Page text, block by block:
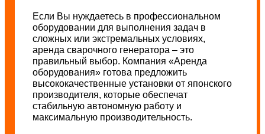
Если Вы нуждаетесь в профессиональном
оборудовании для выполнения задач в
сложных или экстремальных условиях,
аренда сварочного генератора – это
правильный выбор. Компания «Аренда
оборудования» готова предложить
высококачественные установки от японского
производителя, которые обеспечат
стабильную автономную работу и
максимальную производительность.